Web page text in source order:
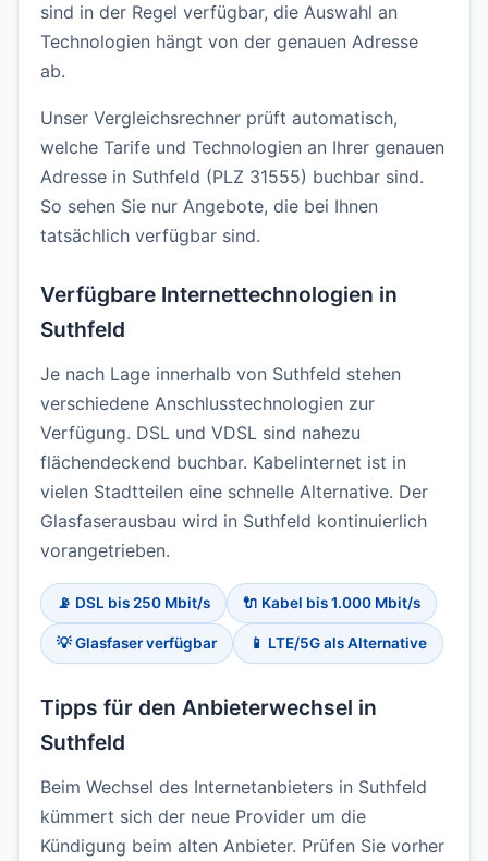
sind in der Regel verfügbar, die Auswahl an
Technologien hängt von der genauen Adresse
ab.
Unser Vergleichsrechner prüft automatisch,
welche Tarife und Technologien an Ihrer genauen
Adresse in Suthfeld (PLZ 31555) buchbar sind.
So sehen Sie nur Angebote, die bei Ihnen
tatsächlich verfügbar sind.
Verfügbare Internettechnologien in
Suthfeld
Je nach Lage innerhalb von Suthfeld stehen
verschiedene Anschlusstechnologien zur
Verfügung. DSL und VDSL sind nahezu
flächendeckend buchbar. Kabelinternet ist in
vielen Stadtteilen eine schnelle Alternative. Der
Glasfaserausbau wird in Suthfeld kontinuierlich
vorangetrieben.
📡 DSL bis 250 Mbit/s 🔌 Kabel bis 1.000 Mbit/s
💡 Glasfaser verfügbar 📱 LTE/5G als Alternative
Tipps für den Anbieterwechsel in
Suthfeld
Beim Wechsel des Internetanbieters in Suthfeld
kümmert sich der neue Provider um die
Kündigung beim alten Anbieter. Prüfen Sie vorher